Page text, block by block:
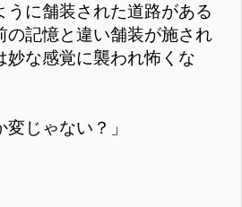
うに舗装された道路がある
の記憶と違い舗装が施され
妙な感覚に襲われ怖くな
変じゃない？」